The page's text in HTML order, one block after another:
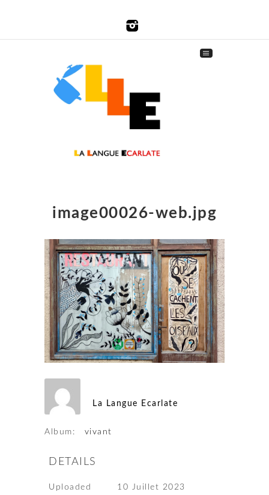
image00026-web.jpg
La Langue Ecarlate
Album: vivant
DETAILS
Uploaded 10 Juillet 2023